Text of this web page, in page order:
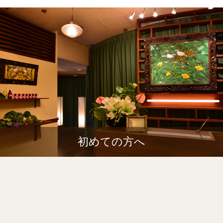
初めての方へ